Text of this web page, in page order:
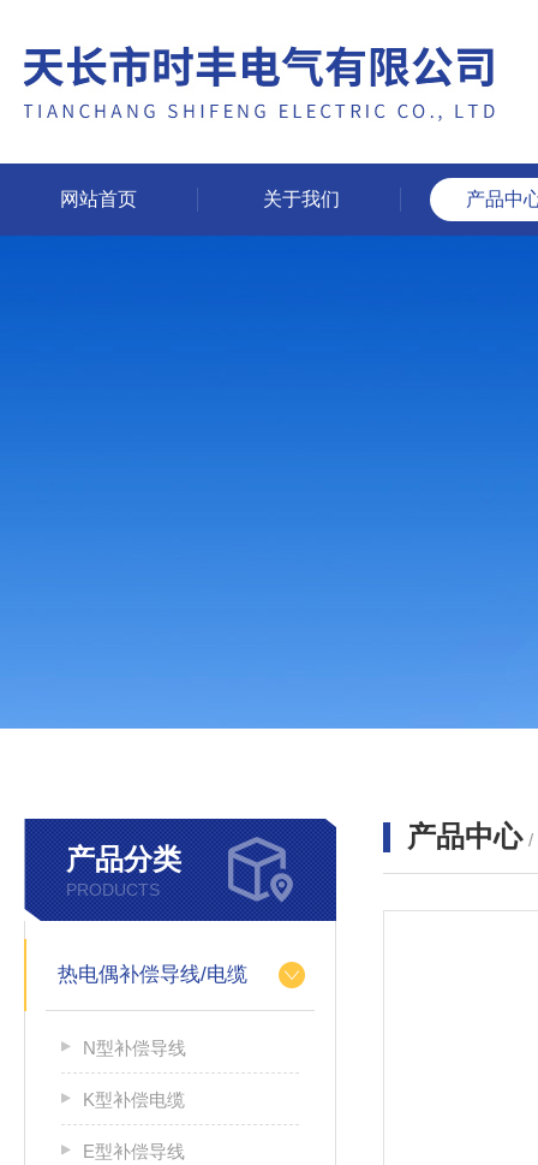
网站首页 关于我们 产品中
产品分类
PRODUCTS
热电偶补偿导线/电缆
N型补偿导线
K型补偿电缆
E型补偿导线
产品中心 /